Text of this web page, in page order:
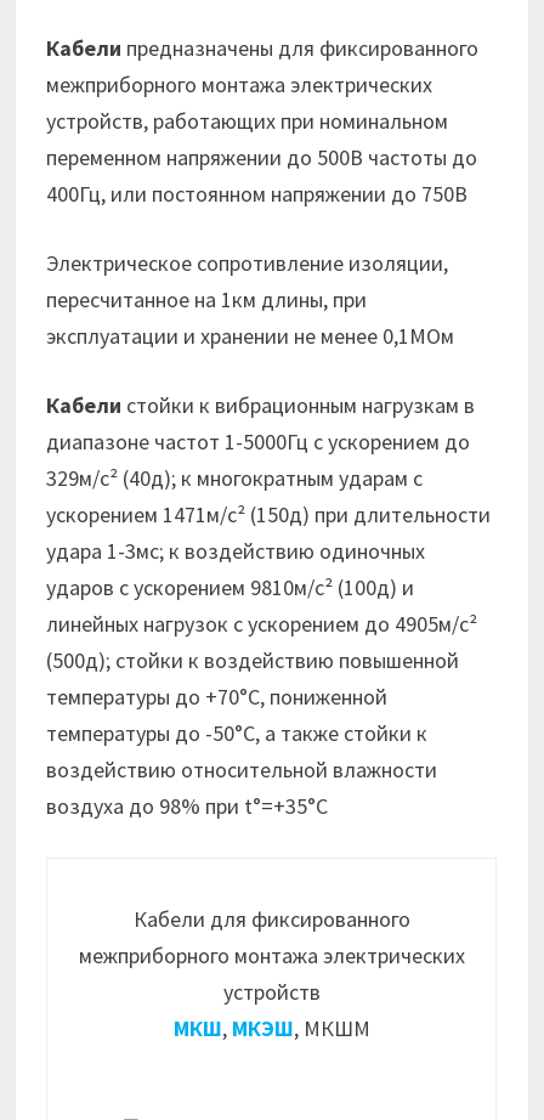
Кабели предназначены для фиксированного
межприборного монтажа электрических
устройств, работающих при номинальном
переменном напряжении до 500В частоты до
400Гц, или постоянном напряжении до 750В
Электрическое сопротивление изоляции,
пересчитанное на 1км длины, при
эксплуатации и хранении не менее 0,1МОм
Кабели стойки к вибрационным нагрузкам в
диапазоне частот 1-5000Гц с ускорением до
329м/с² (40д); к многократным ударам с
ускорением 1471м/с² (150д) при длительности
удара 1-3мс; к воздействию одиночных
ударов с ускорением 9810м/с² (100д) и
линейных нагрузок с ускорением до 4905м/с²
(500д); стойки к воздействию повышенной
температуры до +70°С, пониженной
температуры до -50°С, а также стойки к
воздействию относительной влажности
воздуха до 98% при t°=+35°C
Кабели для фиксированного
межприборного монтажа электрических
устройств
МКШ, МКЭШ, МКШМ